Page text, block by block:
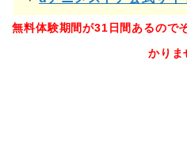
無料体験期間が31日間あるので
かりま